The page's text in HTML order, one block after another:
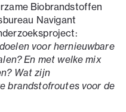
Biobrandstoffen
Navigant
voor hernieuwbare
En met welke mix
Wat zijn
brandstofroutes voor de